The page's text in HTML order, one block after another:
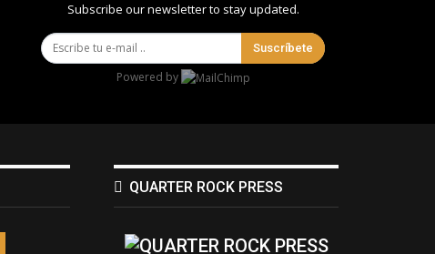
Subscribe our newsletter to stay updated.
Suscríbete
Powered by
QUARTER ROCK PRESS